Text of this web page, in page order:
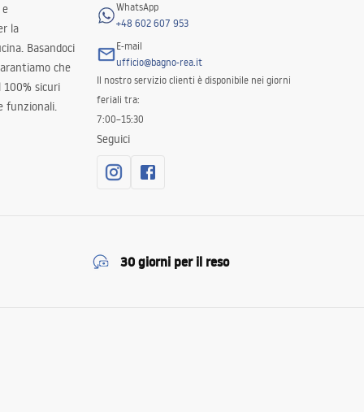
la
Basandoci
che
sicuri
funzionali.
WhatsApp
+48 602 607 953
E-mail
ufficio@bagno-rea.it
Il nostro servizio clienti è disponibile nei giorni
feriali tra:
7:00–15:30
Seguici
30 giorni per il reso